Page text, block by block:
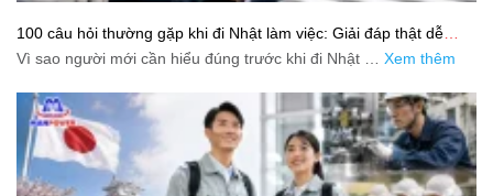
100 câu hỏi thường gặp khi đi Nhật làm việc: Giải đáp thật dễ
hiểu cho người mới bắt đầu
Vì sao người mới cần hiểu đúng trước khi đi Nhật … Xem thêm